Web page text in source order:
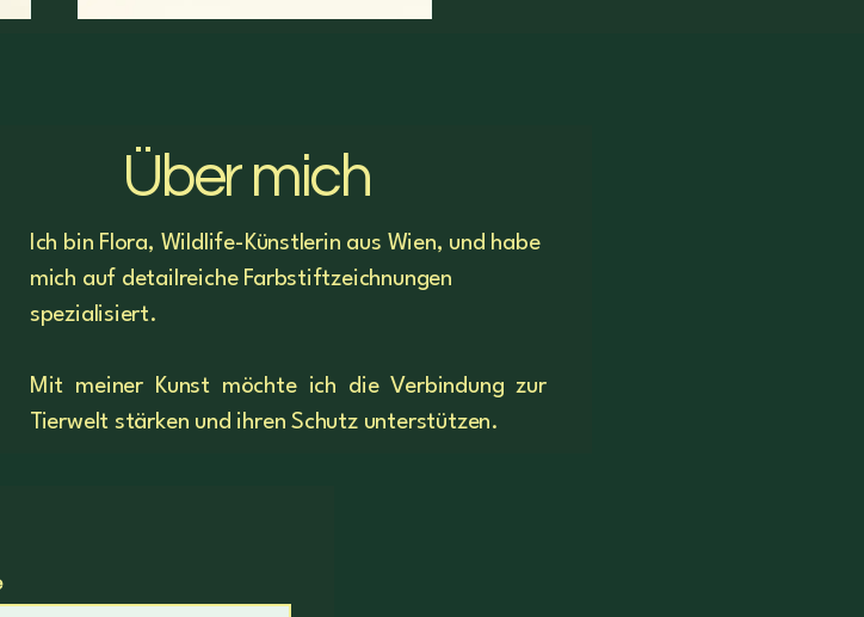
Über mich
Ich bin Flora, Wildlife-Künstlerin aus Wien, und habe
mich auf detailreiche Farbstiftzeichnungen
spezialisiert.
Mit meiner Kunst möchte ich die Verbindung zur
Tierwelt stärken und ihren Schutz unterstützen.